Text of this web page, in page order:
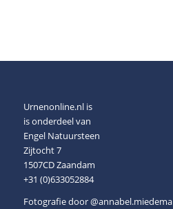
Urnenonline.nl is
is onderdeel van
Engel Natuursteen
Zijtocht 7
1507CD Zaandam
+31 (0)633052884
Fotografie door@annabel.miedema